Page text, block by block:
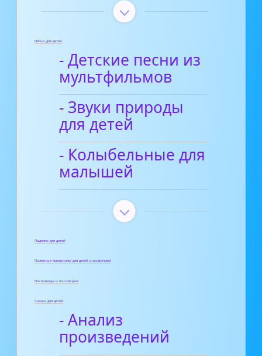
Песни для детей
- Детские песни из
мультфильмов
- Звуки природы
для детей
- Колыбельные для
малышей
Поделки для детей
Полезные материалы для детей и родителей
Пословицы и поговорки
Сказки для детей
- Анализ
произведений